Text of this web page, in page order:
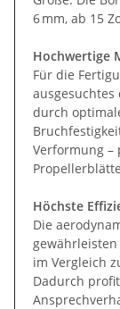
6 mm, ab 15
Hochwertige
Für die
ausgesuchtes
durch
Verformung
Höchste
Die
im Vergleich
Dadurch